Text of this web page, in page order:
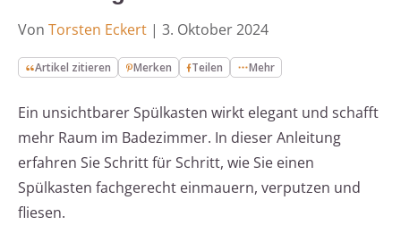
Von Torsten Eckert | 3. Oktober 2024
Artikel zitieren Merken Teilen Mehr
Ein unsichtbarer Spülkasten wirkt elegant und schafft
mehr Raum im Badezimmer. In dieser Anleitung
erfahren Sie Schritt für Schritt, wie Sie einen
Spülkasten fachgerecht einmauern, verputzen und
fliesen.